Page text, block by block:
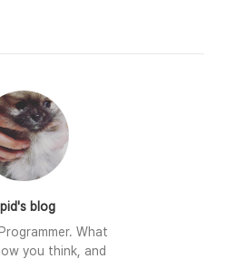
blog
What
you think, and